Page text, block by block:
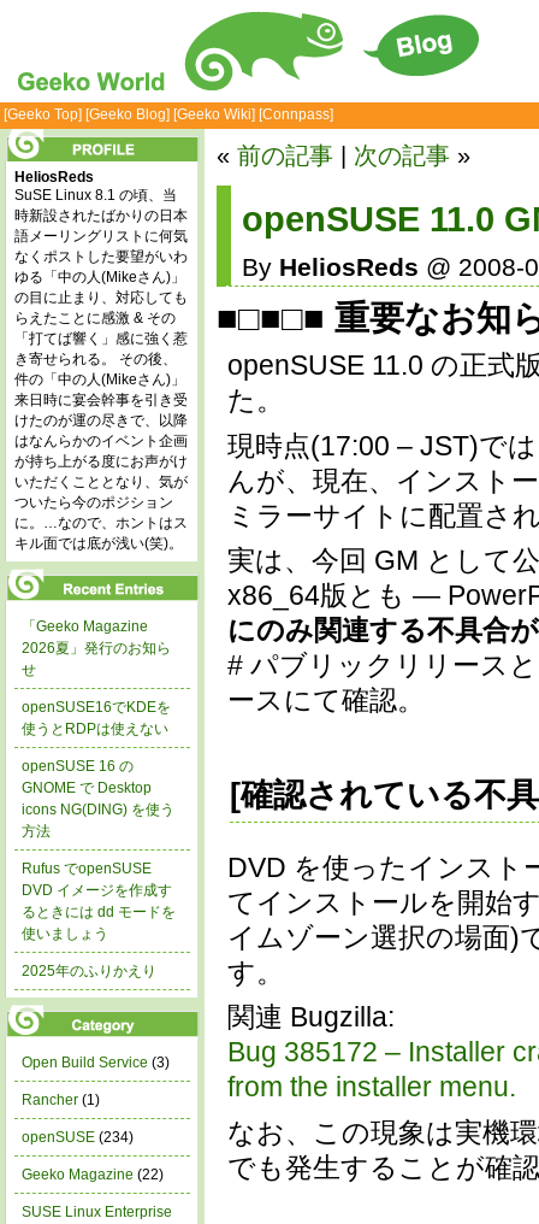
[Geeko Top] [Geeko Blog] [Geeko Wiki] [Connpass]
« 前の記事 次の記事 »
openSUSE 11.0
By HeliosReds @ 2008-
■□■□■ 重要なお知
openSUSE 11.0 の正式
た。
現時点(17:00 – JST)で
んが、現在、インスト
ミラーサイトに配置さ
実は、今回 GM として
x86_64版とも —
にのみ関連する不具合
# パブリックリリース
ースにて確認。
[確認されている不
DVD を使ったインスト
てインストールを開始
イムゾーン選択の場面)
す。
関連 Bugzilla:
Bug 385172 – Installer
from the installer menu.
なお、この現象は実機
でも発生することが確
HeliosReds
SuSE Linux 8.1 の頃、当
時新設されたばかりの日本
語メーリングリストに何気
なくポストした要望がいわ
ゆる「中の人(Mikeさん)」
の目に止まり、対応しても
らえたことに感激 & その
「打てば響く」感に強く惹
き寄せられる。 その後、
件の「中の人(Mikeさん)」
来日時に宴会幹事を引き受
けたのが運の尽きで、以降
はなんらかのイベント企画
が持ち上がる度にお声がけ
いただくこととなり、気が
ついたら今のポジション
に。…なので、ホントはス
キル面では底が浅い(笑)。
「Geeko Magazine
2026夏」発行のお知ら
せ
openSUSE16でKDEを
使うとRDPは使えない
openSUSE 16 の
GNOME で Desktop
icons NG(DING) を使う
方法
Rufus でopenSUSE
DVD イメージを作成す
るときには dd モードを
使いましょう
2025年のふりかえり
Open Build Service (3)
Rancher (1)
openSUSE (234)
Geeko Magazine (22)
SUSE Linux Enterprise